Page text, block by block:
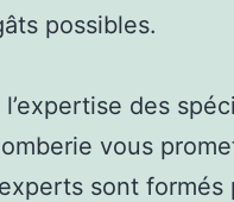
possibles.
des
vous
sont